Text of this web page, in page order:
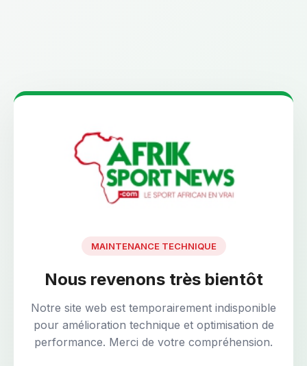
MAINTENANCE TECHNIQUE
Nous revenons très bientôt
Notre site web est temporairement indisponible
pour amélioration technique et optimisation de
performance. Merci de votre compréhension.